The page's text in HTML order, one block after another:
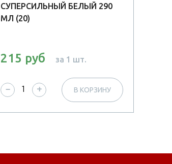
СУПЕРСИЛЬНЫЙ БЕЛЫЙ 290
МЛ (20)
215 руб за 1 шт.
− + В КОРЗИНУ